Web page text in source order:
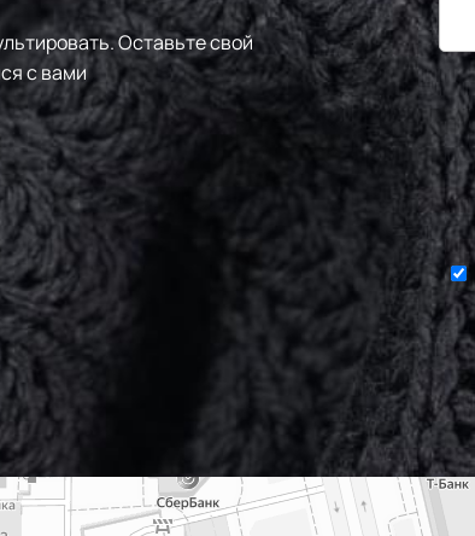
Оставьте свой
с вами